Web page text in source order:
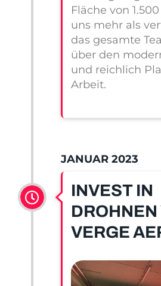
Fläche von
uns mehr als
das gesamte
über den
und reichlich
Arbeit.
JANUAR 2023
INVEST IN
DROHNEN
VERGE